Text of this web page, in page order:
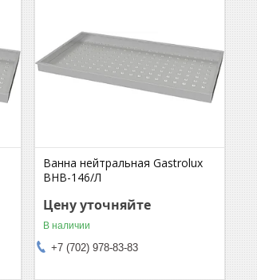
Ванна нейтральная Gastrolux
ВНВ-146/Л
Цену уточняйте
В наличии
+7 (702) 978-83-83